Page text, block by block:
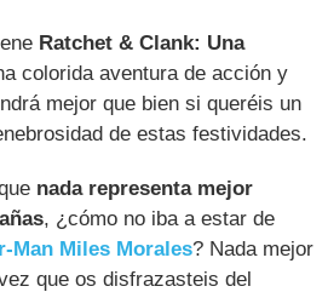
Ratchet & Clank: Una
colorida aventura de acción y
mejor que bien si queréis un
de estas festividades.
nada representa mejor
, ¿cómo no iba a estar de
Man Miles Morales? Nada mejor
que os disfrazasteis del